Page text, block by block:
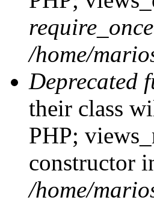
/home/
Deprecated
their class
PHP;
constructor
/home/